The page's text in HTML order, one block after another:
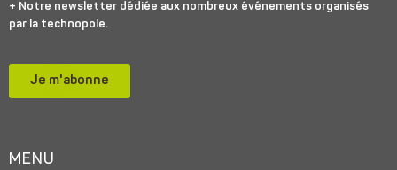
+ Notre newsletter dédiée aux nombreux événements organisés
par la technopole.
Je m'abonne
MENU